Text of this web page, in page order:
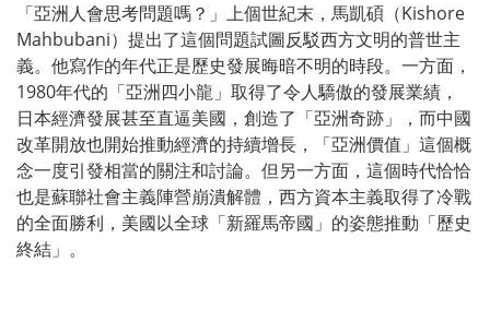
「亞洲人會思考問題嗎？」上個世紀末，馬凱碩（Kishore
Mahbubani）提出了這個問題試圖反駁西方文明的普世主
義。他寫作的年代正是歷史發展晦暗不明的時段。一方面，
1980年代的「亞洲四小龍」取得了令人驕傲的發展業績，
日本經濟發展甚至直逼美國，創造了「亞洲奇跡」，而中國
改革開放也開始推動經濟的持續增長，「亞洲價值」這個概
念一度引發相當的關注和討論。但另一方面，這個時代恰恰
也是蘇聯社會主義陣營崩潰解體，西方資本主義取得了冷戰
的全面勝利，美國以全球「新羅馬帝國」的姿態推動「歷史
終結」。